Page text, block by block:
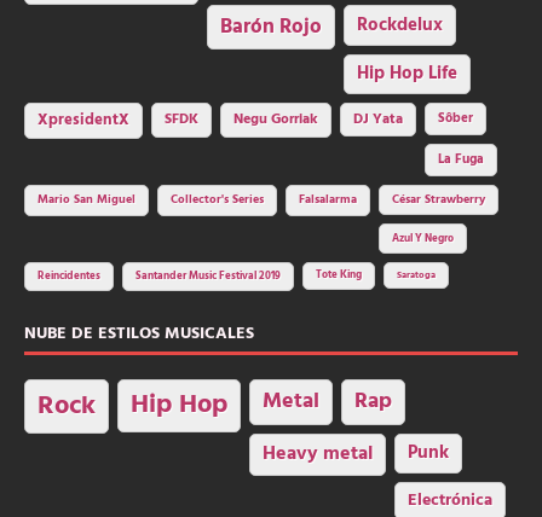
Barón Rojo Rockdelux
Hip Hop Life
XpresidentX SFDK Negu Gorriak DJ Yata
Sôber
La Fuga
Mario San Miguel
Collector's Series Falsalarma César Strawberry
Azul Y Negro
Reincidentes Santander Music Festival 2019 Tote King Saratoga
NUBE DE ESTILOS MUSICALES
Rock Hip Hop Metal Rap
Heavy metal Punk
Electrónica